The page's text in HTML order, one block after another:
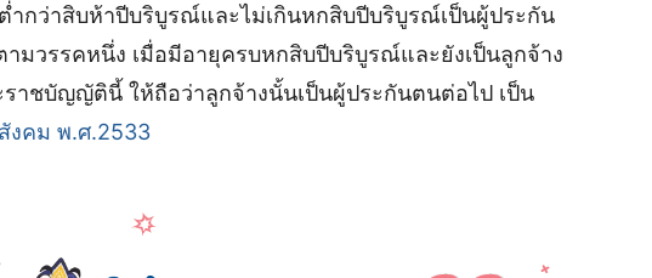
ำกว่าสิบห้าปีบริบูรณ์และไม่เกินหกสิบปีบริบูรณ์เป็นผู้ประกัน
มวรรคหนึ่ง เมื่อมีอายุครบหกสิบปีบริบูรณ์และยังเป็นลูกจ้าง
าชบัญญัตินี้ ให้ถือว่าลูกจ้างนั้นเป็นผู้ประกันตนต่อไป เป็น
งคม พ.ศ.2533